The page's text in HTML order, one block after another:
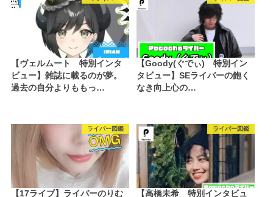
【ヴェルムート 特別インタ
ビュー】雑誌に載るのが夢。
過去の自分よりももっ…
【Goody(ぐでぃ) 特別イン
タビュー】SEライバーの飽く
なき向上心の…
ライバー図鑑
【17ライブ】ライバーのりむ
ライバー図鑑
【高橋未希 特別インタビュ